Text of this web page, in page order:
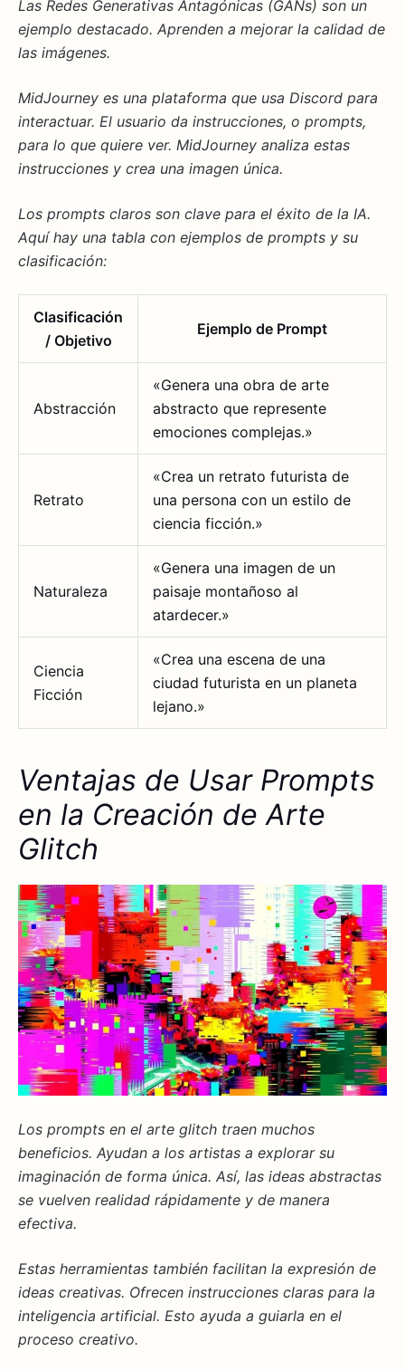
Las Redes Generativas Antagónicas (GANs) son un
ejemplo destacado. Aprenden a mejorar la calidad de
las imágenes.
MidJourney es una plataforma que usa Discord para
interactuar. El usuario da instrucciones, o prompts,
para lo que quiere ver. MidJourney analiza estas
instrucciones y crea una imagen única.
Los prompts claros son clave para el éxito de la IA.
Aquí hay una tabla con ejemplos de prompts y su
clasificación:
Clasificación
/ Objetivo
Ejemplo de Prompt
Abstracción
«Genera una obra de arte
abstracto que represente
emociones complejas.»
Retrato
«Crea un retrato futurista de
una persona con un estilo de
ciencia ficción.»
Naturaleza
«Genera una imagen de un
paisaje montañoso al
atardecer.»
Ciencia
Ficción
«Crea una escena de una
ciudad futurista en un planeta
lejano.»
Ventajas de Usar Prompts
en la Creación de Arte
Glitch
Los prompts en el arte glitch traen muchos
beneficios. Ayudan a los artistas a explorar su
imaginación de forma única. Así, las ideas abstractas
se vuelven realidad rápidamente y de manera
efectiva.
Estas herramientas también facilitan la expresión de
ideas creativas. Ofrecen instrucciones claras para la
inteligencia artificial. Esto ayuda a guiarla en el
proceso creativo.